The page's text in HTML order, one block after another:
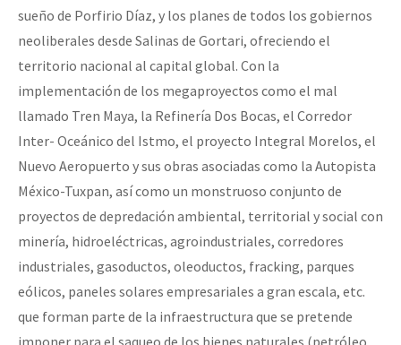
sueño de Porfirio Díaz, y los planes de todos los gobiernos
neoliberales desde Salinas de Gortari, ofreciendo el
territorio nacional al capital global. Con la
implementación de los megaproyectos como el mal
llamado Tren Maya, la Refinería Dos Bocas, el Corredor
Inter- Oceánico del Istmo, el proyecto Integral Morelos, el
Nuevo Aeropuerto y sus obras asociadas como la Autopista
México-Tuxpan, así como un monstruoso conjunto de
proyectos de depredación ambiental, territorial y social con
minería, hidroeléctricas, agroindustriales, corredores
industriales, gasoductos, oleoductos, fracking, parques
eólicos, paneles solares empresariales a gran escala, etc.
que forman parte de la infraestructura que se pretende